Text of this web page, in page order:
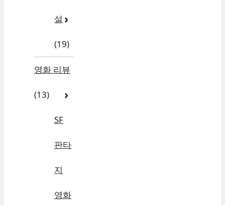
설
(19)
영화 리뷰
(13)
SF
판타
지
영화